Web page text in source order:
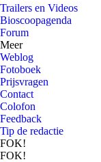
Trailers en Videos
Bioscoopagenda
Forum
Meer
Weblog
Fotoboek
Prijsvragen
Contact
Colofon
Feedback
Tip de redactie
FOK!
FOK!